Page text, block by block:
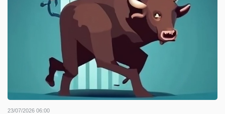
23/07/2026 06:00
khoán
(-)